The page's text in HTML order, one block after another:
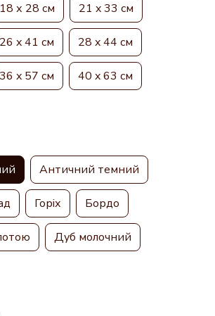
18 х 28 см 21 x 33 см
26 x 41 см 28 x 44 см
36 x 57 см 40 x 63 см
Античний темний
Горіх Бордо
Дуб молочний